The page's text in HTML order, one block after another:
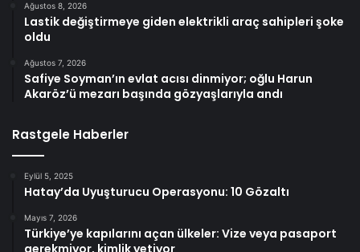
Ağustos 8, 2026
Lastik değiştirmeye giden elektrikli araç sahipleri şoke
oldu
Ağustos 7, 2026
Safiye Soyman’ın evlat acısı dinmiyor; oğlu Harun
Akaröz’ü mezarı başında gözyaşlarıyla andı
Rastgele Haberler
Eylül 5, 2025
Hatay’da Uyuşturucu Operasyonu: 10 Gözaltı
Mayıs 7, 2026
Türkiye’ye kapılarını açan ülkeler: Vize veya pasaport